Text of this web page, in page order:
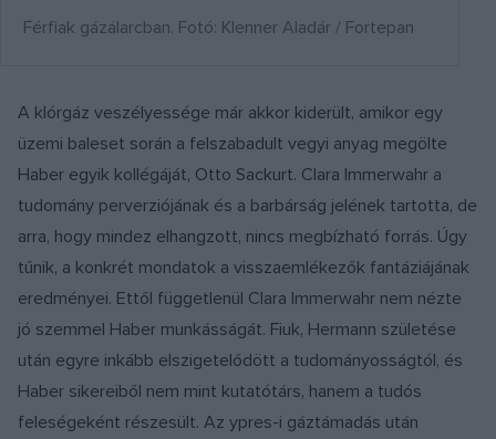
Férfiak gázálarcban. Fotó: Klenner Aladár / Fortepan
A klórgáz veszélyessége már akkor kiderült, amikor egy
üzemi baleset során a felszabadult vegyi anyag megölte
Haber egyik kollégáját, Otto Sackurt. Clara Immerwahr a
tudomány perverziójának és a barbárság jelének tartotta, de
arra, hogy mindez elhangzott, nincs megbízható forrás. Úgy
tűnik, a konkrét mondatok a visszaemlékezők fantáziájának
eredményei. Ettől függetlenül Clara Immerwahr nem nézte
jó szemmel Haber munkásságát. Fiuk, Hermann születése
után egyre inkább elszigetelődött a tudományosságtól, és
Haber sikereiből nem mint kutatótárs, hanem a tudós
feleségeként részesült. Az ypres-i gáztámadás után